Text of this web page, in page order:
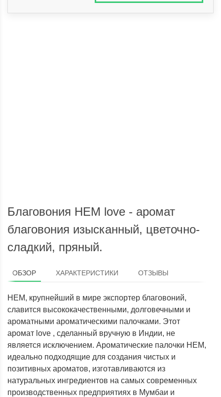
Благовония HEM love - аромат
благовония изысканный, цветочно-
сладкий, пряный.
ОБЗОР ХАРАКТЕРИСТИКИ ОТЗЫВЫ
HEM, крупнейший в мире экспортер благовоний,
славится высококачественными, долговечными и
ароматными ароматическими палочками. Этот
аромат love , сделанный вручную в Индии, не
является исключением. Ароматические палочки HEM,
идеально подходящие для создания чистых и
позитивных ароматов, изготавливаются из
натуральных ингредиентов на самых современных
производственных предприятиях в Мумбаи и